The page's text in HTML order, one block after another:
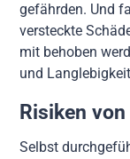
gefährden. Und
versteckte
mit behoben
und
Risiken
Selbst